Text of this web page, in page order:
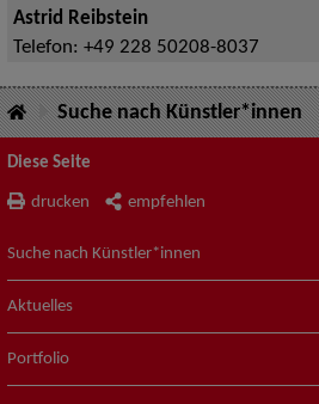
Astrid Reibstein
Telefon: +49 228 50208-8037
Suche nach Künstler*innen
Diese Seite
drucken empfehlen
Suche nach Künstler*innen
Aktuelles
Portfolio